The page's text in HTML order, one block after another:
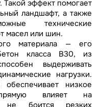
эффект помогает
ландшафт, а также
технические
масел или шин.
материала — его
класса В30, из
выдерживать
нагрузки.
обеспечивает низкое
влияет на
не боится резких